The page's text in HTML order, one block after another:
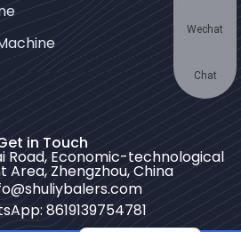
in Touch
Road, Economic-technological
Area, Zhengzhou, China
8619139754781
French
Arabic
Portuguese
Wechat
Chat